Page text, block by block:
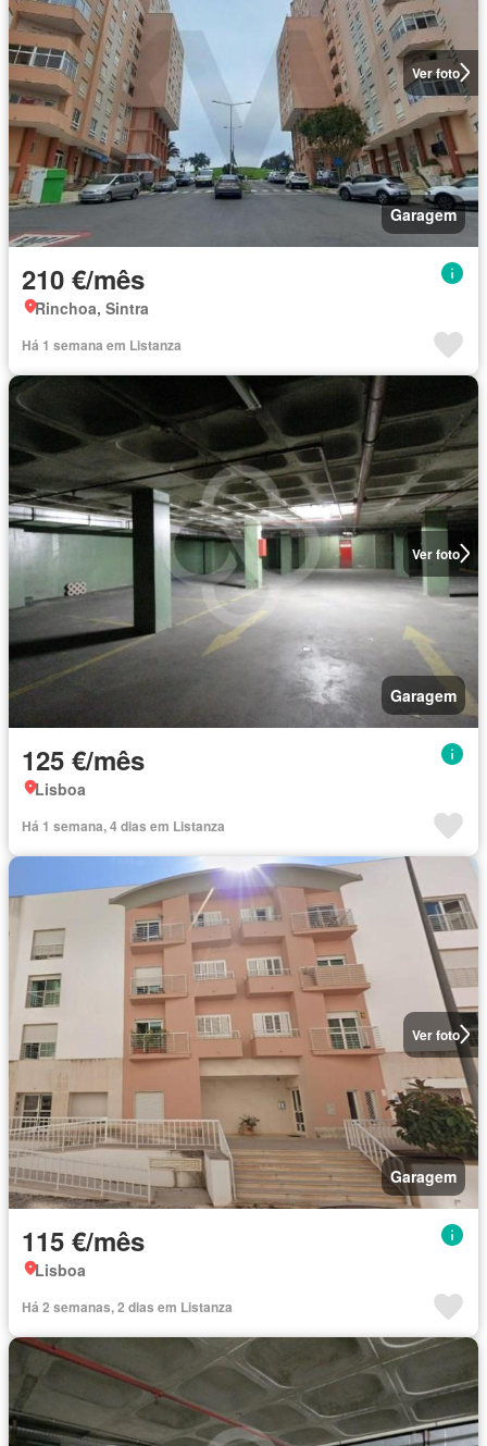
Ver foto
Garagem
210 €/mês
Rinchoa, Sintra
Há 1 semana em Listanza
Ver foto
Garagem
125 €/mês
Lisboa
Há 1 semana, 4 dias em Listanza
Ver foto
Garagem
115 €/mês
Lisboa
Há 2 semanas, 2 dias em Listanza